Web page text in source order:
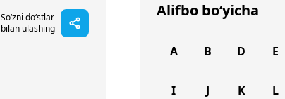
So‘zni do‘stlar
bilan ulashing
Alifbo bo‘yicha
A B D E
I J K L